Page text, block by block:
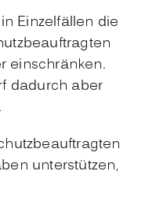
Einzelfällen die
einschränken.
dadurch aber
unterstützen,